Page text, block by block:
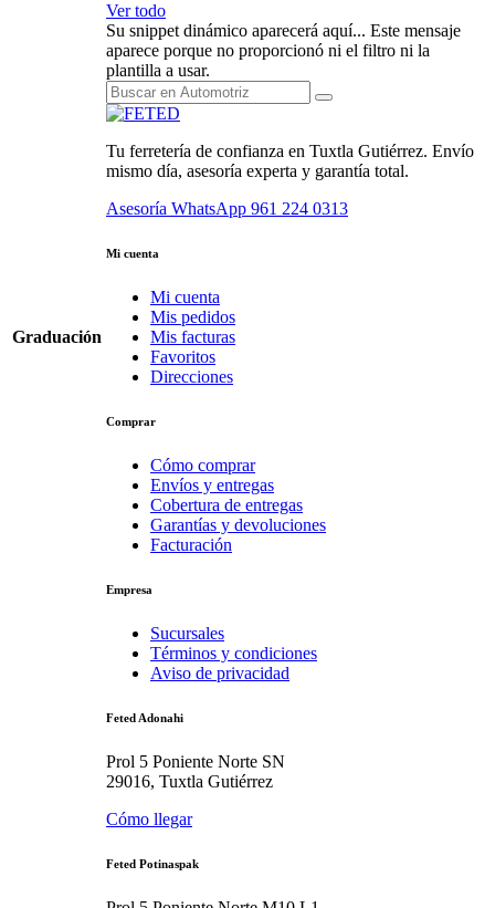
Graduación
Ver todo
Su snippet dinámico aparecerá aquí... Este mensaje
aparece porque no proporcionó ni el filtro ni la
plantilla a usar.
Tu ferretería de confianza en Tuxtla Gutiérrez. Envío
mismo día, asesoría experta y garantía total.
Asesoría WhatsApp 961 224 0313
Mi cuenta
Mi cuenta
Mis pedidos
Mis facturas
Favoritos
Direcciones
Comprar
Cómo comprar
Envíos y entregas
Cobertura de entregas
Garantías y devoluciones
Facturación
Empresa
Sucursales
Términos y condiciones
Aviso de privacidad
Feted Adonahi
Prol 5 Poniente Norte SN
29016, Tuxtla Gutiérrez
Cómo llegar
Feted Potinaspak